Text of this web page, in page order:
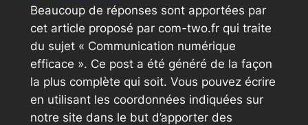
Beaucoup de réponses sont apportées par
cet article proposé par com-two.fr qui traite
du sujet « Communication numérique
efficace ». Ce post a été généré de la façon
la plus complète qui soit. Vous pouvez écrire
en utilisant les coordonnées indiquées sur
notre site dans le but d’apporter des